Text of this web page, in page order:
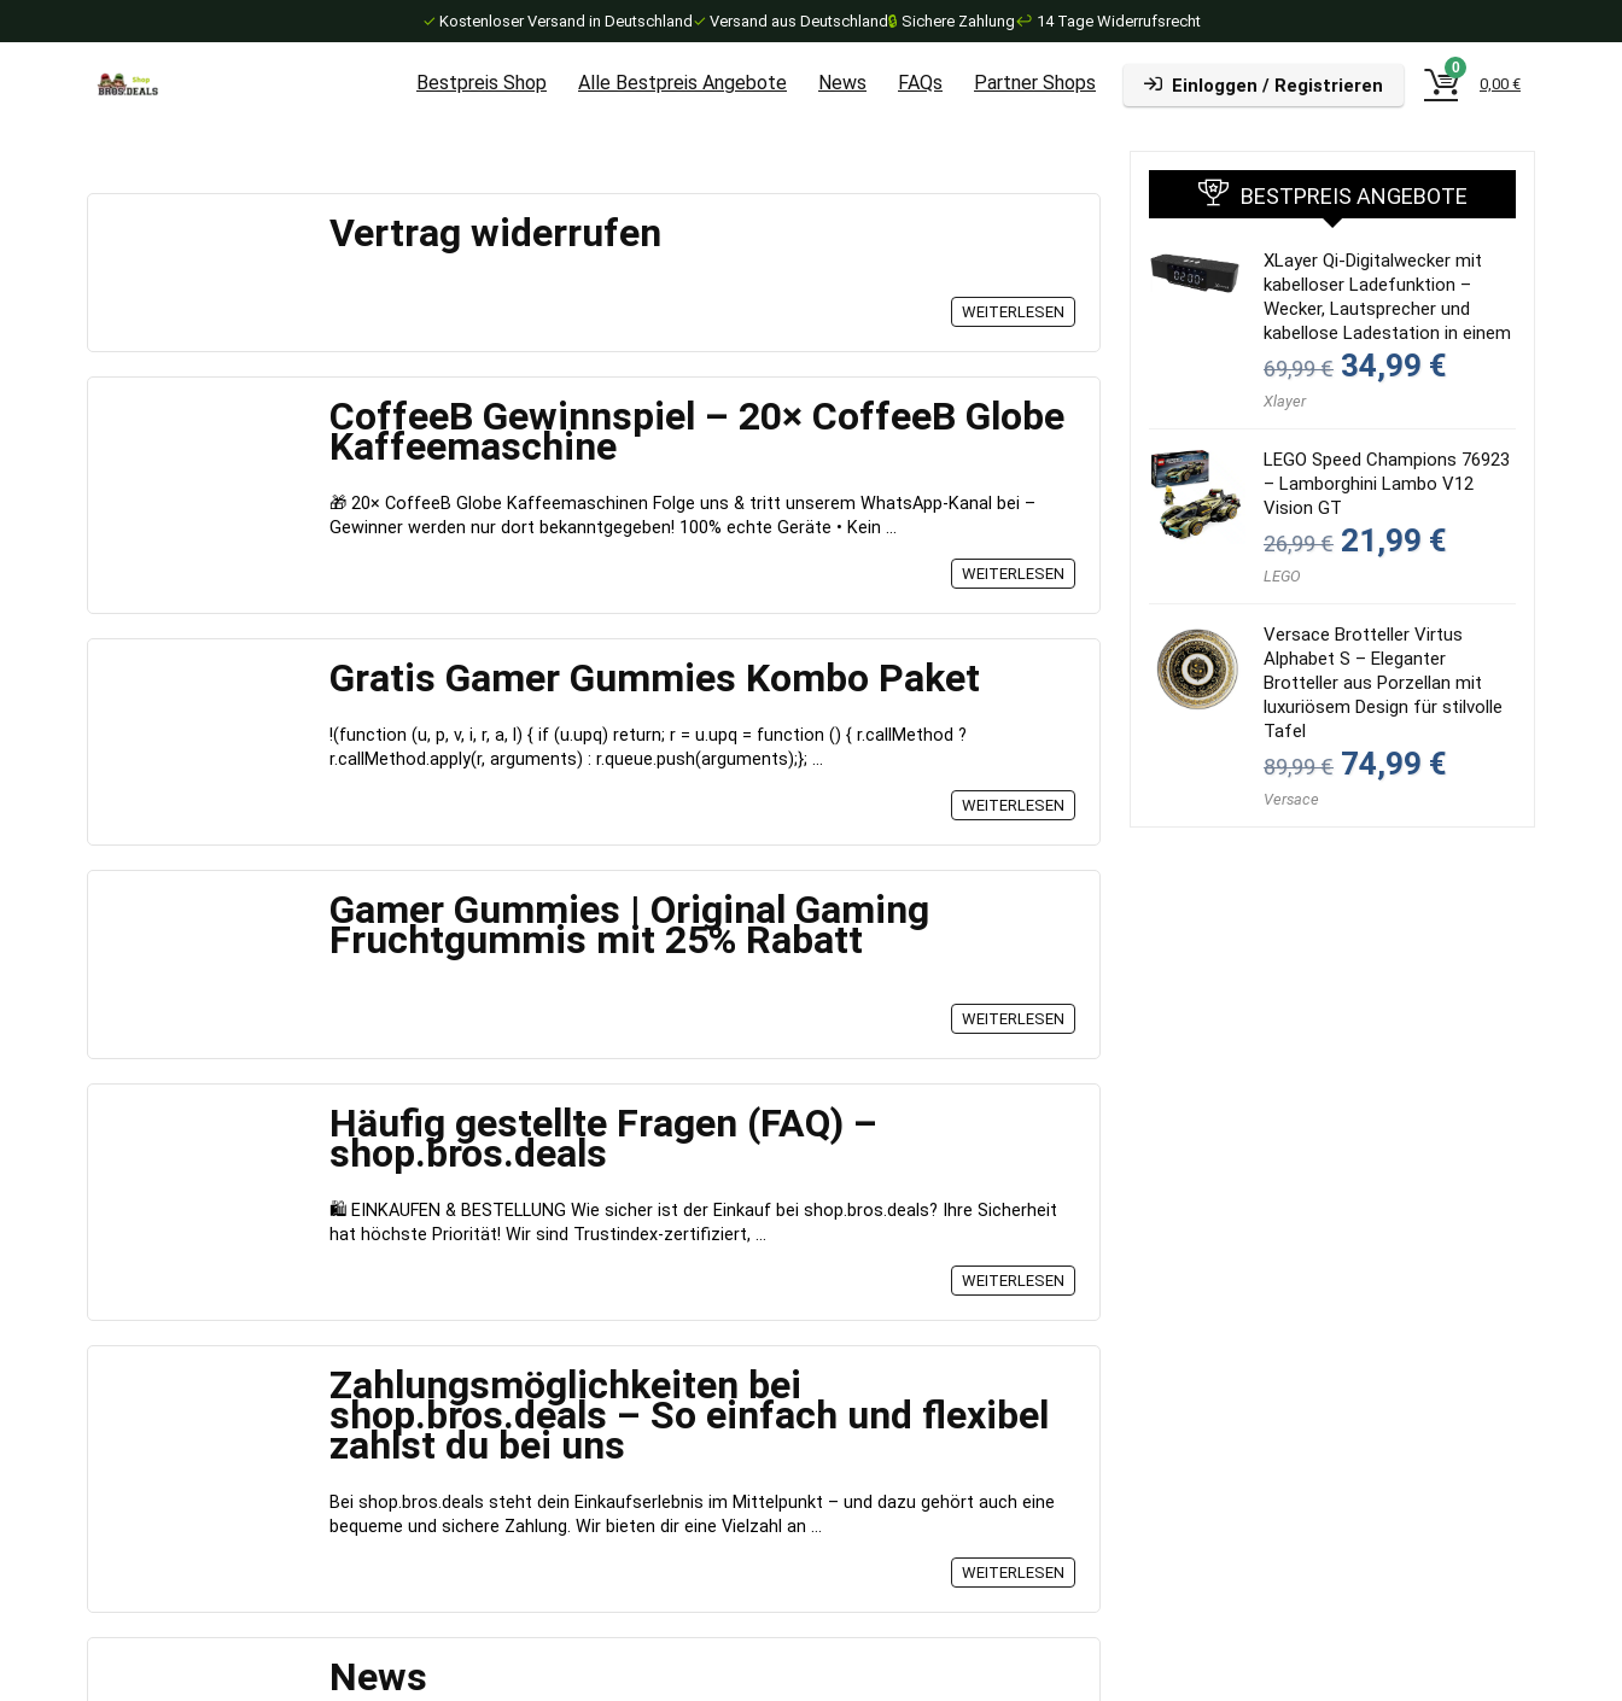
✓ Kostenloser Versand in Deutschland ✓ Versand aus Deutschland🔒 Sichere Zahlung↩ 14 Tage Widerrufsrecht
Bestpreis Shop Alle Bestpreis Angebote News FAQs Partner Shops Einloggen / Registrieren
0
0,00 €
Vertrag widerrufen
WEITERLESEN
CoffeeB Gewinnspiel – 20× CoffeeB Globe
Kaffeemaschine
🎁 20× CoffeeB Globe Kaffeemaschinen Folge uns & tritt unserem WhatsApp-Kanal bei –
Gewinner werden nur dort bekanntgegeben! 100% echte Geräte • Kein ...
WEITERLESEN
Gratis Gamer Gummies Kombo Paket
!(function (u, p, v, i, r, a, l) { if (u.upq) return; r = u.upq = function () { r.callMethod ?
r.callMethod.apply(r, arguments) : r.queue.push(arguments);}; ...
WEITERLESEN
Gamer Gummies | Original Gaming
Fruchtgummis mit 25% Rabatt
WEITERLESEN
Häufig gestellte Fragen (FAQ) –
shop.bros.deals
🛍️ EINKAUFEN & BESTELLUNG Wie sicher ist der Einkauf bei shop.bros.deals? Ihre Sicherheit
hat höchste Priorität! Wir sind Trustindex-zertifiziert, ...
WEITERLESEN
Zahlungsmöglichkeiten bei
shop.bros.deals – So einfach und flexibel
zahlst du bei uns
Bei shop.bros.deals steht dein Einkaufserlebnis im Mittelpunkt – und dazu gehört auch eine
bequeme und sichere Zahlung. Wir bieten dir eine Vielzahl an ...
WEITERLESEN
News
BESTPREIS ANGEBOTE
XLayer Qi-Digitalwecker mit
kabelloser Ladefunktion –
Wecker, Lautsprecher und
kabellose Ladestation in einem
69,99€ Ursprünglicher
Preis
34,99 €
Xlayer
LEGO Speed Champions 76923
– Lamborghini Lambo V12
Vision GT
26,99€ Ursprünglicher
Preis
21,99 €
LEGO
Versace Brotteller Virtus
Alphabet S – Eleganter
Brotteller aus Porzellan mit
luxuriösem Design für stilvolle
Tafel
89,99€ Ursprünglicher
Preis
74,99 €
Versace